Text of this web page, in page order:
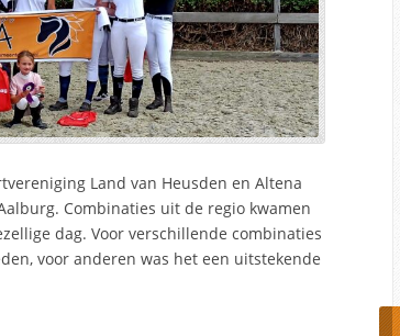
Land van Heusden en Altena
Combinaties uit de regio kwamen
dag. Voor verschillende combinaties
voor anderen was het een uitstekende